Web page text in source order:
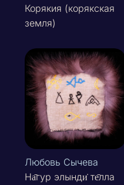
Корякия (корякская
земля)
Любовь Сычева
На̄гур элынди̇ те̄лла